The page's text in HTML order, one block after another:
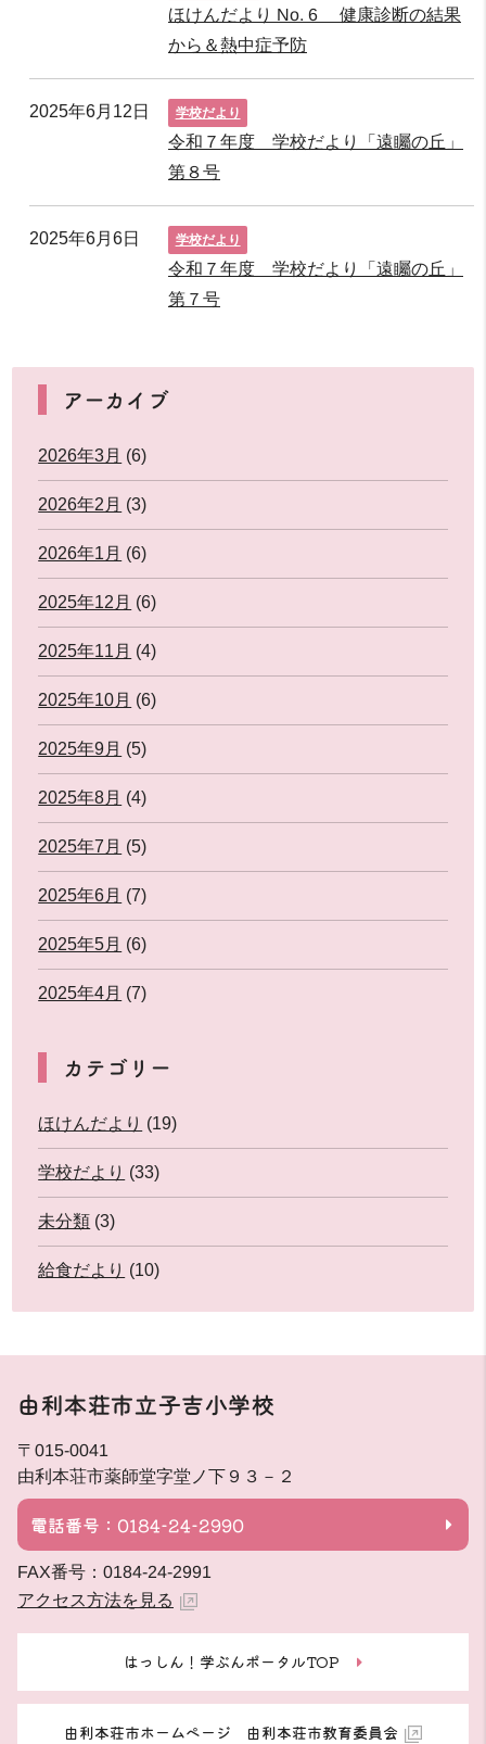
ほけんだより No. 6 健康診断の結果
から＆熱中症予防
2025年6月12日 学校だより
令和７年度 学校だより「遠矚の丘」
第８号
2025年6月6日 学校だより
令和７年度 学校だより「遠矚の丘」
第７号
アーカイブ
2026年3月 (6)
2026年2月 (3)
2026年1月 (6)
2025年12月 (6)
2025年11月 (4)
2025年10月 (6)
2025年9月 (5)
2025年8月 (4)
2025年7月 (5)
2025年6月 (7)
2025年5月 (6)
2025年4月 (7)
カテゴリー
ほけんだより (19)
学校だより (33)
未分類 (3)
給食だより (10)
由利本荘市立子吉小学校
〒015-0041
由利本荘市薬師堂字堂ノ下９３－２
電話番号：0184-24-2990
FAX番号：0184-24-2991
アクセス方法を見る
はっしん！学ぶんポータルTOP
由利本荘市ホームページ 由利本荘市教育委員会